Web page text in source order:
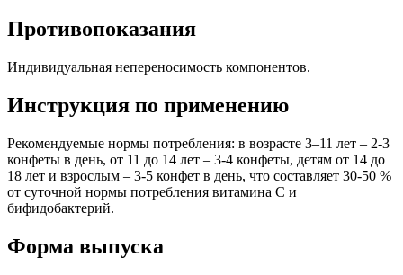
Противопоказания
Индивидуальная непереносимость компонентов.
Инструкция по применению
Рекомендуемые нормы потребления: в возрасте 3–11 лет – 2-3
конфеты в день, от 11 до 14 лет – 3-4 конфеты, детям от 14 до
18 лет и взрослым – 3-5 конфет в день, что составляет 30-50 %
от суточной нормы потребления витамина С и
бифидобактерий.
Форма выпуска